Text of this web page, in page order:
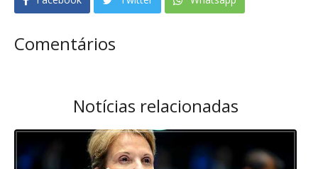
Comentários
Notícias relacionadas